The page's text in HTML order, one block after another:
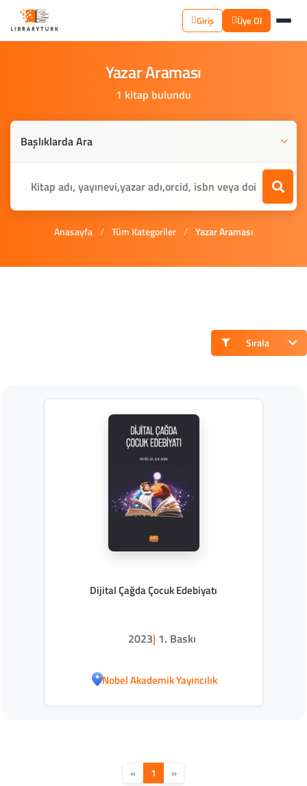
Giriş Üye Ol
YazarAraması
1 kitap bulundu
Anasayfa / Tüm Kategoriler / Yazar Araması
Sırala
Dijital Çağda Çocuk Edebiyatı
2023| 1. Baskı
Nobel Akademik Yayıncılık
« 1 »